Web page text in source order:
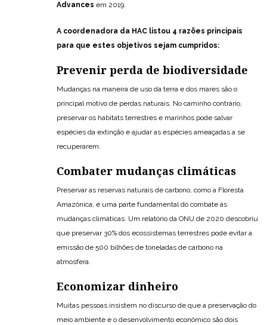
Advances em 2019.
A coordenadora da HAC listou 4 razões principais
para que estes objetivos sejam cumpridos:
Prevenir perda de biodiversidade
Mudanças na maneira de uso da terra e dos mares são o
principal motivo de perdas naturais. No caminho contrário,
preservar os habitats terrestres e marinhos pode salvar
espécies da extinção e ajudar as espécies ameaçadas a se
recuperarem.
Combater mudanças climáticas
Preservar as reservas naturais de carbono, como a Floresta
Amazônica, é uma parte fundamental do combate às
mudanças climáticas. Um relatório da ONU de 2020 descobriu
que preservar 30% dos ecossistemas terrestres pode evitar a
emissão de 500 bilhões de toneladas de carbono na
atmosfera.
Economizar dinheiro
Muitas pessoas insistem no discurso de que a preservação do
meio ambiente e o desenvolvimento econômico são dois